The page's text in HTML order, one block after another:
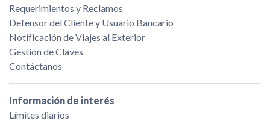
Requerimientos y Reclamos
Defensor del Cliente y Usuario Bancario
Notificación de Viajes al Exterior
Gestión de Claves
Contáctanos
Información de interés
Límites diarios